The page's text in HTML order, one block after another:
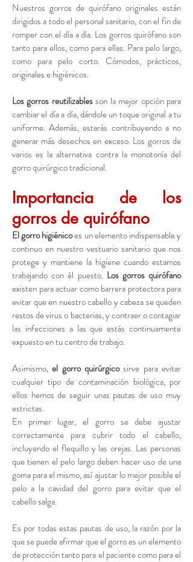
Nuestros gorros de quirófano originales están
dirigidos a todo el personal sanitario, con el fin de
romper con el día a día. Los gorros quirófano son
tanto para ellos, como para ellas. Para pelo largo,
como para pelo corto. Cómodos, prácticos,
originales e higiénicos.
Los gorros reutilizablesson la mejor opción para
cambiar el día a día, dándole un toque original a tu
uniforme. Además, estarás contribuyendo a no
generar más desechos en exceso. Los gorros de
varios es la alternativa contra la monotonía del
gorro quirúrgico tradicional.
Importancia de los
gorros de quirófano
El gorro higiénicoes un elemento indispensable y
continuo en nuestro vestuario sanitario que nos
protege y mantiene la higiene cuando estamos
trabajando con él puesto. Los gorros quirófano
existen para actuar como barrera protectora para
evitar que en nuestro cabello y cabeza se queden
restos de virus o bacterias, y contraer o contagiar
las infecciones a las que estás continuamente
expuesto en tu centro de trabajo.
Asimismo,el gorro quirúrgicosirve para evitar
cualquier tipo de contaminación biológica, por
ellos hemos de seguir unas pautas de uso muy
estrictas.
En primer lugar, el gorro se debe ajustar
correctamente para cubrir todo el cabello,
incluyendo el flequillo y las orejas. Las personas
que tienen el pelo largo deben hacer uso de una
goma para el mismo, así ajustar lo mejor posible el
pelo a la cavidad del gorro para evitar que el
cabello salga.
Es por todas estas pautas de uso, la razón por la
que se puede afirmar que el gorro es un elemento
de protección tanto para el paciente como para el